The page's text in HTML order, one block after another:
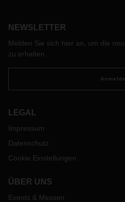
NEWSLETTER
Melden Sie sich hier an, um die
zu erhalten.
LEGAL
Impressum
Datenschutz
Cookie Einstellungen
ÜBER UNS
Events & Messen